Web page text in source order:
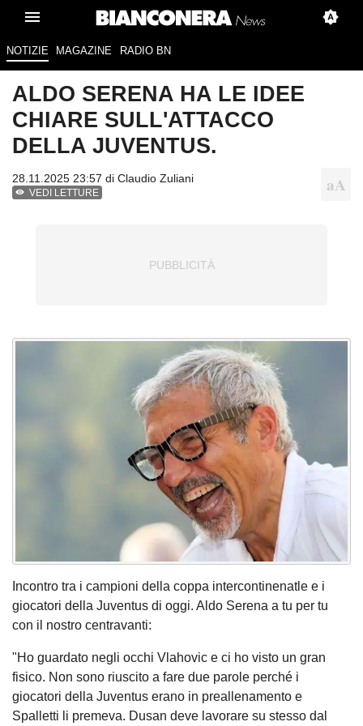
NOTIZIE MAGAZINE RADIO BN
ALDO SERENA HA LE IDEE
CHIARE SULL'ATTACCO
DELLA JUVENTUS.
28.11.2025 23:57 di Claudio Zuliani
VEDI LETTURE
Incontro tra i campioni della coppa intercontinenatle e i
giocatori della Juventus di oggi. Aldo Serena a tu per tu
con il nostro centravanti:
"Ho guardato negli occhi Vlahovic e ci ho visto un gran
fisico. Non sono riuscito a fare due parole perché i
giocatori della Juventus erano in preallenamento e
Spalletti li premeva. Dusan deve lavorare su stesso dal